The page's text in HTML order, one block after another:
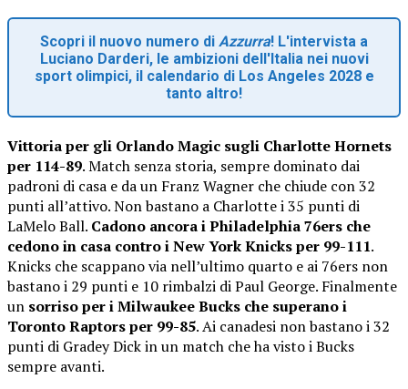
Scopri il nuovo numero di Azzurra! L'intervista a
Luciano Darderi, le ambizioni dell'Italia nei nuovi
sport olimpici, il calendario di Los Angeles 2028 e
tanto altro!
Vittoria per gli Orlando Magic sugli Charlotte Hornets
per 114-89. Match senza storia, sempre dominato dai
padroni di casa e da un Franz Wagner che chiude con 32
punti all’attivo. Non bastano a Charlotte i 35 punti di
LaMelo Ball. Cadono ancora i Philadelphia 76ers che
cedono in casa contro i New York Knicks per 99-111.
Knicks che scappano via nell’ultimo quarto e ai 76ers non
bastano i 29 punti e 10 rimbalzi di Paul George. Finalmente
un sorriso per i Milwaukee Bucks che superano i
Toronto Raptors per 99-85. Ai canadesi non bastano i 32
punti di Gradey Dick in un match che ha visto i Bucks
sempre avanti.